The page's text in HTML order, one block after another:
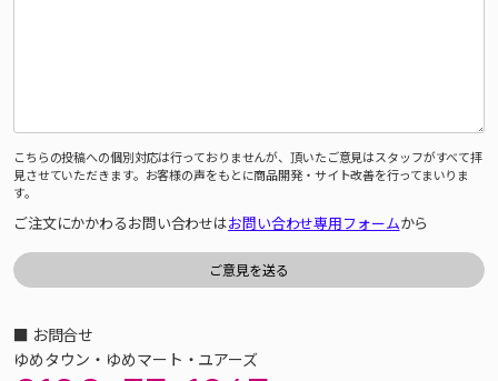
こちらの投稿への個別対応は行っておりませんが、頂いたご意見はスタッフがすべて拝
見させていただきます。お客様の声をもとに商品開発・サイト改善を行ってまいりま
す。
ご注文にかかわるお問い合わせはお問い合わせ専用フォームから
■ お問合せ
ゆめタウン・ゆめマート・ユアーズ